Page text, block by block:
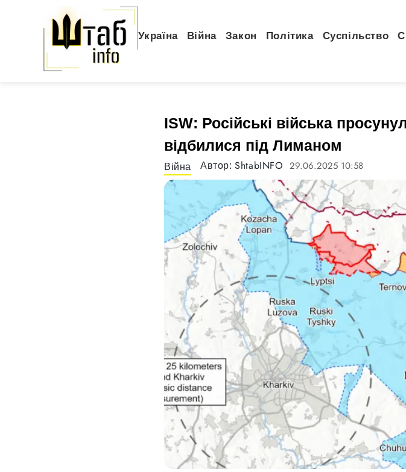
Україна Війна Закон Політика Суспільство
ISW: Російські війська
відбилися під Лиманом
Війна Автор:ShtabINFO 29.06.2025 10:58